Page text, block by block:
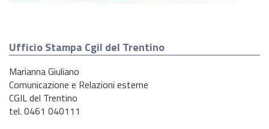
Ufficio Stampa Cgil del Trentino
Marianna Giuliano
Comunicazione e Relazioni esterne
CGIL del Trentino
tel. 0461 040111